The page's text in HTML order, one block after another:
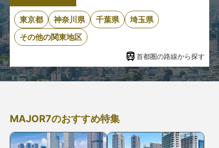
東京都 神奈川県 千葉県
埼玉県
その他の関東地区
首都圏の路線から探す
MAJOR7のおすすめ特集